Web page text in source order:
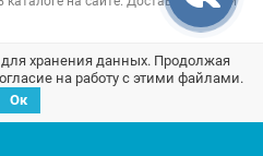
защищеныкарта сайта;
конфиденциальности
для хранения данных. Продолжая
на работу с этими файлами.
Ок